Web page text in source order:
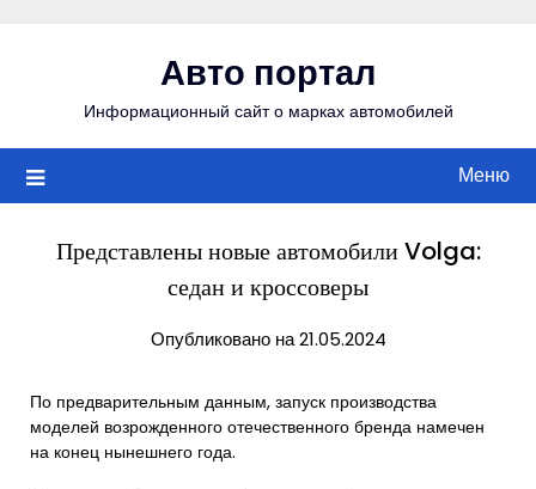
Авто портал
Информационный сайт о марках автомобилей
Меню
Представлены новые автомобили Volga:
седан и кроссоверы
Опубликовано на 21.05.2024
По предварительным данным, запуск производства
моделей возрожденного отечественного бренда намечен
на конец нынешнего года.